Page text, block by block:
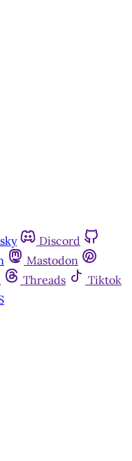
Discord
Mastodon
Threads
Tiktok